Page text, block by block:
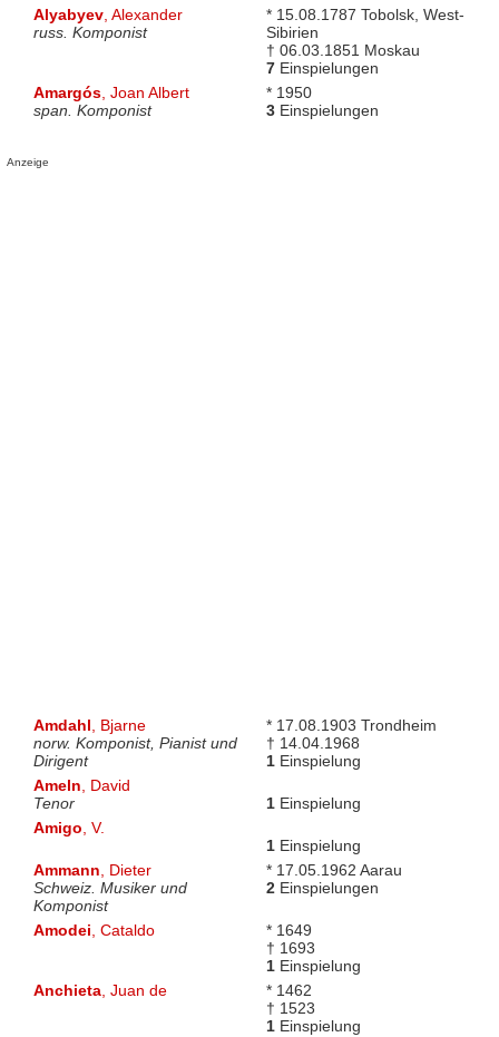
Alyabyev, Alexander
russ. Komponist
* 15.08.1787 Tobolsk, West-
Sibirien
† 06.03.1851 Moskau
7Einspielungen
Amargós, Joan Albert
span. Komponist
* 1950
3Einspielungen
Anzeige
Amdahl, Bjarne
norw. Komponist, Pianist und
Dirigent
* 17.08.1903 Trondheim
† 14.04.1968
1Einspielung
Ameln, David
Tenor
1Einspielung
Amigo, V.
1Einspielung
Ammann, Dieter
Schweiz. Musiker und
Komponist
* 17.05.1962 Aarau
2Einspielungen
Amodei, Cataldo
* 1649
† 1693
1Einspielung
Anchieta, Juan de
* 1462
† 1523
1Einspielung